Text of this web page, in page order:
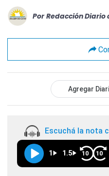
Por Redacción Diario
Agregar
Escuchá la nota
1 1.5 10 10